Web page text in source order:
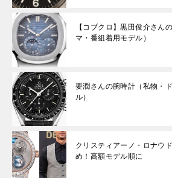
【コブクロ】黒田俊介さん
マ・番組着用モデル）
要潤さんの腕時計（私物・
ル）
クリスティアーノ・ロナウ
め！高額モデル順に